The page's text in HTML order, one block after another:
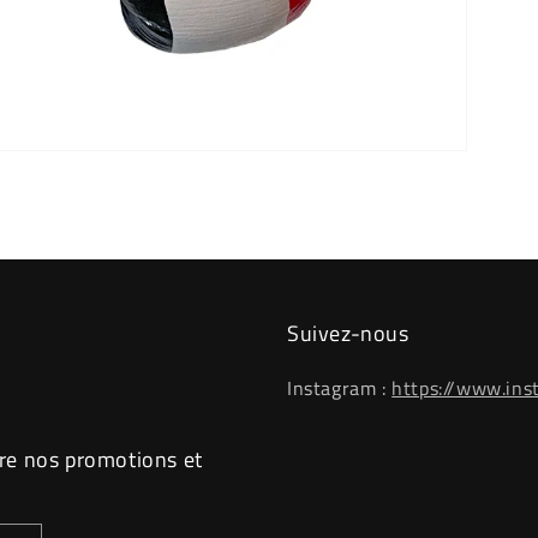
Suivez-nous
Instagram : https://
nos promotions et